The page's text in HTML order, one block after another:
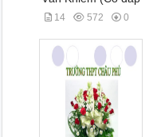
14 572 0